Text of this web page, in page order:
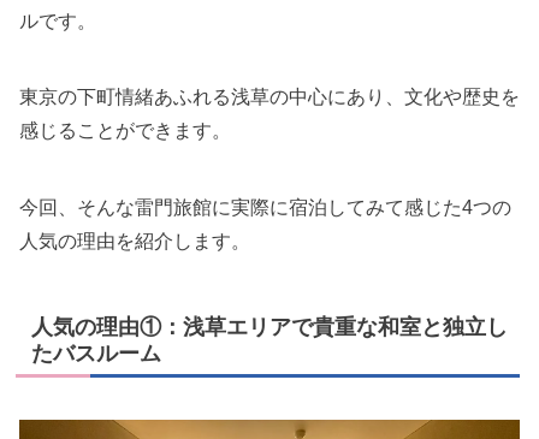
ルです。
東京の下町情緒あふれる浅草の中心にあり、文化や歴史を
感じることができます。
今回、そんな雷門旅館に実際に宿泊してみて感じた4つの
人気の理由を紹介します。
人気の理由①：浅草エリアで貴重な和室と独立し
たバスルーム